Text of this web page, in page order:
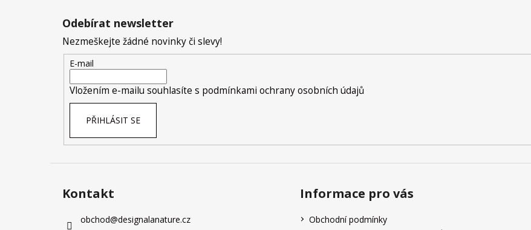
p
Odebírat newsletter
Nezmeškejte žádné novinky či slevy!
E-mail
Vložením e-mailu souhlasíte s podmínkami ochrany osobních údajů
PŘIHLÁSIT SE
Kontakt
obchod@designalanature.cz
Informace pro vás
Obchodní podmínky